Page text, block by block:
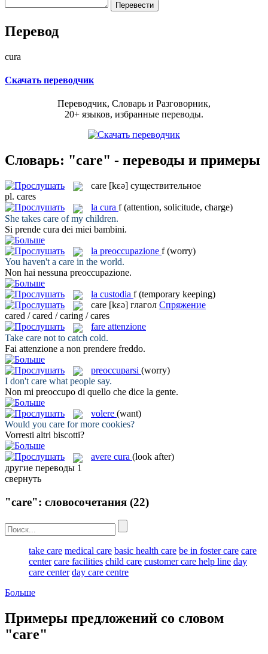
Перевод
cura
Скачать переводчик
Переводчик, Словарь и Разговорник,
20+ языков, избранные переводы.
Словарь: "care" - переводы и примеры
care [kɛə] существительное
pl. cares
la cura f (attention, solicitude, charge)
She takes care of my children.
Si prende cura dei miei bambini.
la preoccupazione f (worry)
You haven't a care in the world.
Non hai nessuna preoccupazione.
la custodia f (temporary keeping)
care [kɛə] глагол Спряжение
cared / cared / caring / cares
fare attenzione
Take care not to catch cold.
Fai attenzione a non prendere freddo.
preoccuparsi (worry)
I don't care what people say.
Non mi preoccupo di quello che dice la gente.
volere (want)
Would you care for more cookies?
Vorresti altri biscotti?
avere cura (look after)
другие переводы 1
свернуть
"care": словосочетания (22)
take care medical care basic health care be in foster care care
center care facilities child care customer care help line day
care center day care centre
Больше
Примеры предложений со словом
"care"